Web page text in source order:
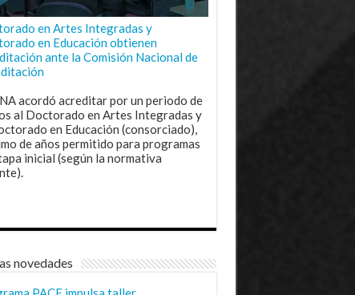
en Artes Integradas y
en Educación obtienen
ante la Comisión Nacional de
acordó acreditar por un periodo de
al Doctorado en Artes Integradas y
en Educación (consorciado),
de años permitido para programas
inicial (según la normativa
novedades